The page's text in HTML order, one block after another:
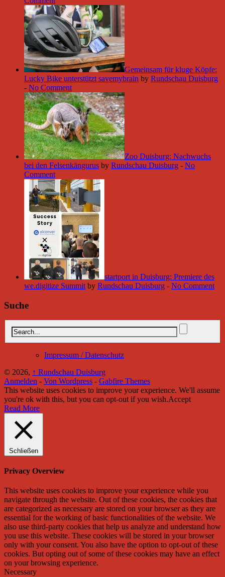
Gemeinsam für kluge Köpfe:
Lucky Bike unterstützt savemybrain by Rundschau Duisburg
- No Comment
Zoo Duisburg: Nachwuchs
bei den Felsenkängurus by Rundschau Duisburg - No
Comment
startport in Duisburg: Premiere des
we.digitize Summit by Rundschau Duisburg - No Comment
Suche
Impressum / Datenschutz
© 2026, ↑ Rundschau Duisburg
Anmelden - Von Wordpress - Gabfire Themes
This website uses cookies to improve your experience. We'll assume
you're ok with this, but you can opt-out if you wish.Accept
Read More
Schließen
Privacy Overview
This website uses cookies to improve your experience while you
navigate through the website. Out of these cookies, the cookies that
are categorized as necessary are stored on your browser as they are
essential for the working of basic functionalities of the website. We
also use third-party cookies that help us analyze and understand how
you use this website. These cookies will be stored in your browser
only with your consent. You also have the option to opt-out of these
cookies. But opting out of some of these cookies may have an effect
on your browsing experience.
Necessary